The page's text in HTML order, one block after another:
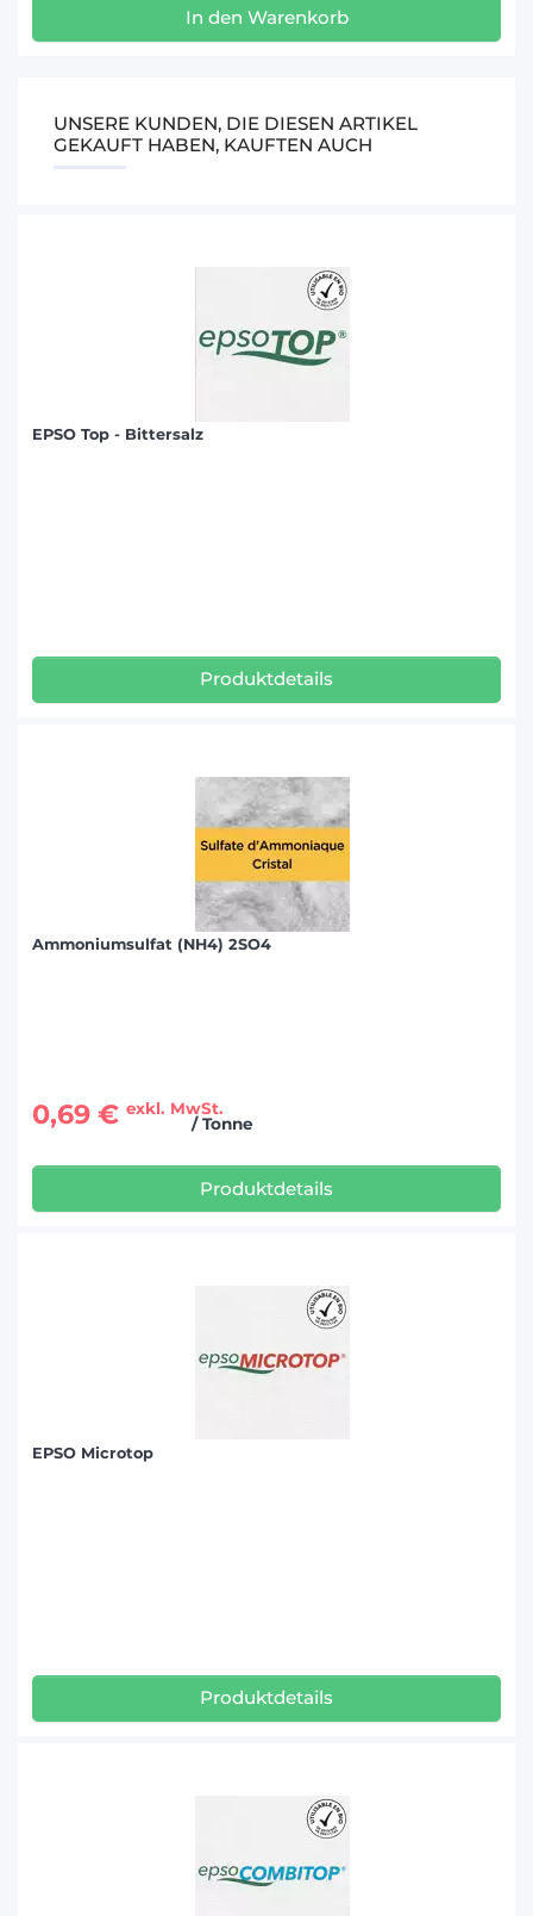
In den Warenkorb
UNSERE KUNDEN, DIE DIESEN ARTIKEL
GEKAUFT HABEN, KAUFTEN AUCH
EPSO Top - Bittersalz
Produktdetails
Ammoniumsulfat (NH4) 2SO4
0,69 € exkl. MwSt.
/ Tonne
Produktdetails
EPSO Microtop
Produktdetails